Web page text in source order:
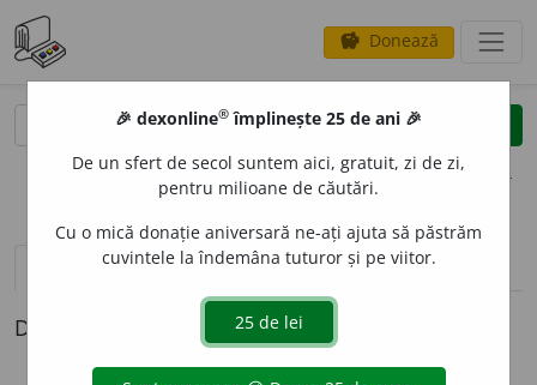
savings Donează
clear
opțiuni
definiții (1) pronunțievolume_up (10)
Definiția cu ID-ul 1038438:
🎉 dexonline® împlinește 25 de ani 🎉
De un sfert de secol suntem aici, gratuit, zi de zi,
pentru milioane de căutări.
Cu o mică donație aniversară ne-ați ajuta să păstrăm
cuvintele la îndemâna tuturor și pe viitor.